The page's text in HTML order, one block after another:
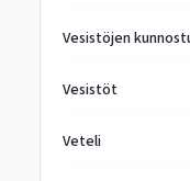
Vesistöjen
Vesistöt
Veteli